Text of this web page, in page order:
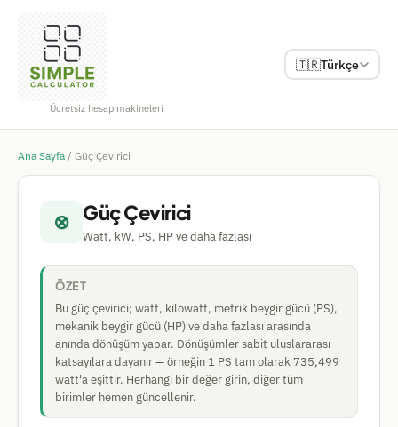
Ücretsiz hesap makineleri
🇹🇷Türkçe
Ana Sayfa / Güç Çevirici
⊗ Güç Çevirici
Watt, kW, PS, HP ve daha fazlası
ÖZET
Bu güç çevirici; watt, kilowatt, metrik beygir gücü (PS),
mekanik beygir gücü (HP) ve daha fazlası arasında
anında dönüşüm yapar. Dönüşümler sabit uluslararası
katsayılara dayanır — örneğin 1 PS tam olarak 735,499
watt'a eşittir. Herhangi bir değer girin, diğer tüm
birimler hemen güncellenir.